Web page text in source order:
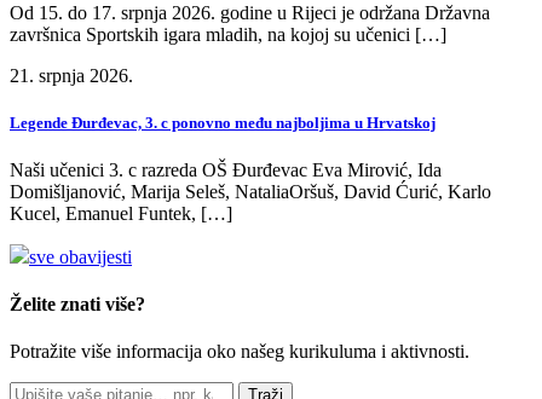
Od 15. do 17. srpnja 2026. godine u Rijeci je održana Državna
završnica Sportskih igara mladih, na kojoj su učenici […]
21. srpnja 2026.
Legende Đurđevac, 3. c ponovno među najboljima u Hrvatskoj
Naši učenici 3. c razreda OŠ Đurđevac Eva Mirović, Ida
Domišljanović, Marija Seleš, NataliaOršuš, David Ćurić, Karlo
Kucel, Emanuel Funtek, […]
sve obavijesti
Želite znati više?
Potražite više informacija oko našeg kurikuluma i aktivnosti.
Traži